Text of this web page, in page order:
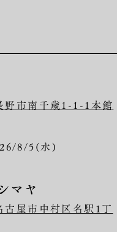
野市南千歳1-1-1本館
8/5(水)
マヤ
屋市中村区名駅1丁